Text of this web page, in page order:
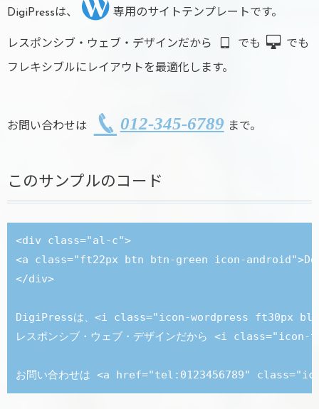
DigiPressは、 専用のサイトテンプレートです。
レスポンシブ・ウェブ・デザインだから でも でも
フレキシブルにレイアウトを最適化します。
お問い合わせは 012-345-6789 まで。
このサンプルのコード
<div class="al-c">
<a class="ft22px btn btn-green icon-
</div>
DigiPressは、<i class="icon-wordpress ft30px
レスポンシブ・ウェブ・デザインだから <i